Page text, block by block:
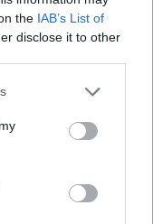
the IAB’s List of
disclose it to other
18